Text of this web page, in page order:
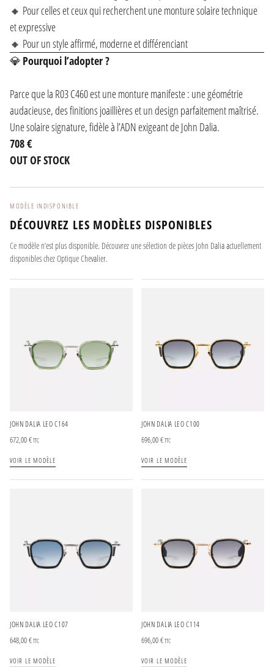
🔸 Pour celles et ceux qui recherchent une monture solaire technique
et expressive
🔸 Pour un style affirmé, moderne et différenciant
💎 Pourquoi l’adopter ?
Parce que la R03 C460 est une monture manifeste : une géométrie
audacieuse, des finitions joaillières et un design parfaitement maîtrisé.
Une solaire signature, fidèle à l’ADN exigeant de John Dalia.
708 €
OUT OF STOCK
MODÈLE INDISPONIBLE
DÉCOUVREZ LES MODÈLES DISPONIBLES
Ce modèle n’est plus disponible. Découvrez une sélection de pièces John Dalia actuellement
disponibles chez Optique Chevalier.
JOHN DALIA LEO C164
672,00€TTC
VOIR LE MODÈLE
JOHN DALIA LEO C100
696,00€TTC
VOIR LE MODÈLE
JOHN DALIA LEO C107
648,00€TTC
VOIR LE MODÈLE
JOHN DALIA LEO C114
696,00€TTC
VOIR LE MODÈLE